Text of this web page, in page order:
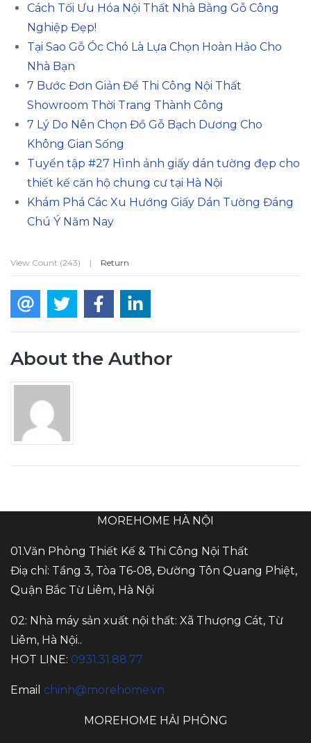
Cách Tối Ưu Hóa Nội Thất Nhà Bằng Gỗ Công
Nghiệp Đẹp!
Tại Sao Gỗ Óc Chó Là Lựa Chọn Hoàn Hảo Cho
Nhà Bạn
7 Bước Đơn Giản Để Thi Công Nội Thất
Showroom Thời Trang Thành Công
7 Lý Do Nên Chọn Đồ Gỗ Bạch Dương Cho
Không Gian Sống
Tuyển tập #27 Hình ảnh giấy dán tường đẹp cho
thiết kế căn hộ chung cư tại Hà Nội
Khám Phá Các Xu Hướng Giấy Dán Tường Đáng
Chú Ý Năm Nay
View Count (243) | Return
About the Author
MOREHOME HÀ NỘI
01.Văn Phòng Thiết Kế & Thi Công Nội Thất
Điạ chỉ: Tầng 3, Tòa T6-08, Đường Tôn Quang Phiệt,
Quận Bắc Từ Liêm, Hà Nội
02: Nhà máy sản xuất nội thất: Xã Thượng Cát, Từ
Liêm, Hà Nội..
HOT LINE: 0931.31.88.77
Email chinh@morehome.vn
MOREHOME HẢI PHÒNG